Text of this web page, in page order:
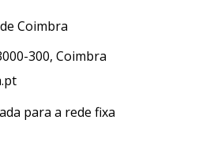
Coimbra
300, Coimbra
para a rede fixa